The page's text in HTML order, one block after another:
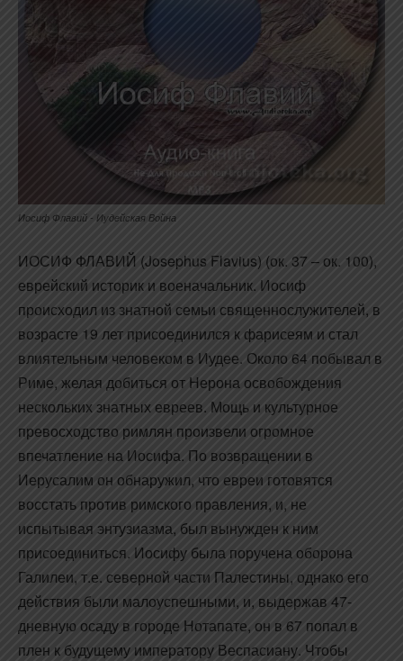
Иосиф Флавий - Иудейская Война
ИОСИФ ФЛАВИЙ (Josephus Flavius) (ок. 37 – ок. 100),
еврейский историк и военачальник. Иосиф
происходил из знатной семьи священнослужителей, в
возрасте 19 лет присоединился к фарисеям и стал
влиятельным человеком в Иудее. Около 64 побывал в
Риме, желая добиться от Нерона освобождения
нескольких знатных евреев. Мощь и культурное
превосходство римлян произвели огромное
впечатление на Иосифа. По возвращении в
Иерусалим он обнаружил, что евреи готовятся
восстать против римского правления, и, не
испытывая энтузиазма, был вынужден к ним
присоединиться. Иосифу была поручена оборона
Галилеи, т.е. северной части Палестины, однако его
действия были малоуспешными, и, выдержав 47-
дневную осаду в городе Нотапате, он в 67 попал в
плен к будущему императору Веспасиану. Чтобы